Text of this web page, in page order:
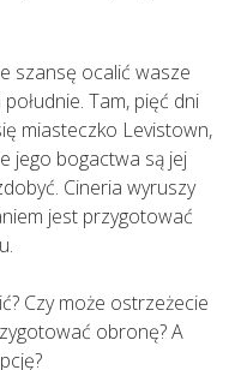
szansę ocalić wasze
Tam, pięć dni
miasteczko Levistown,
jego bogactwa są jej
Cineria wyruszy
jest przygotować
Czy może ostrzeżecie
obronę? A